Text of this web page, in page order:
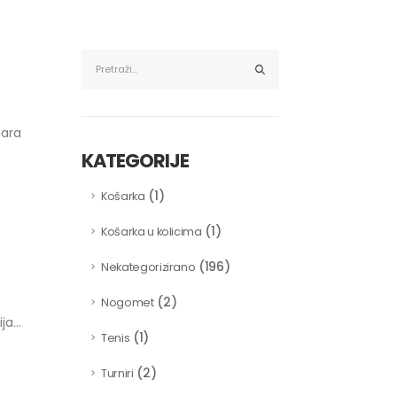
KATEGORIJE
Košarka (1)
Košarka u kolicima (1)
Nekategorizirano (196)
Nogomet(2)
Tenis (1)
Turniri (2)